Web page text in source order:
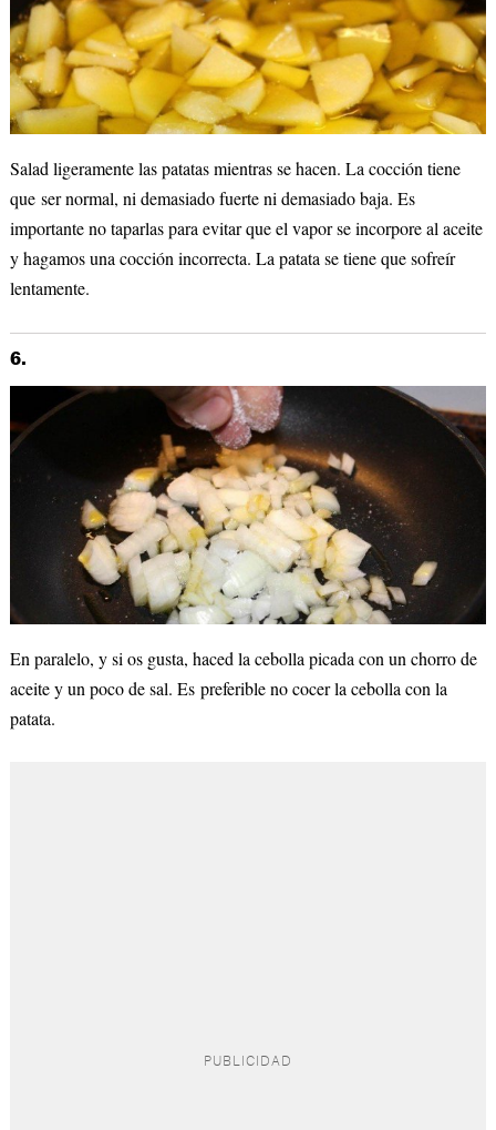
Salad ligeramente las patatas mientras se hacen. La cocción tiene
que ser normal, ni demasiado fuerte ni demasiado baja. Es
importante no taparlas para evitar que el vapor se incorpore al aceite
y hagamos una cocción incorrecta. La patata se tiene que sofreír
lentamente.
6.
En paralelo, y si os gusta, haced la cebolla picada con un chorro de
aceite y un poco de sal. Es preferible no cocer la cebolla con la
patata.